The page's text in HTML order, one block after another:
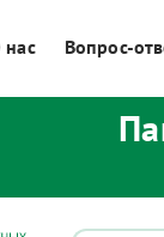
Вопрос-